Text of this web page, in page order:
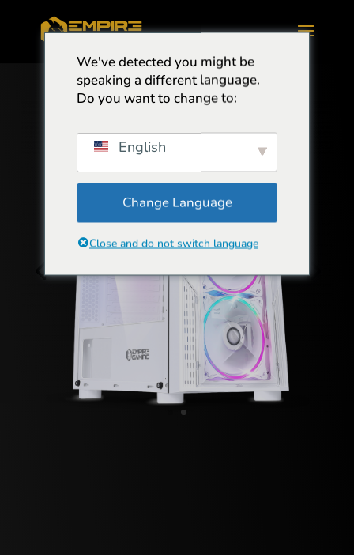
We've detected you might be
speaking a different language.
Do you want to change to:
English
Change Language
Close and do not switch language